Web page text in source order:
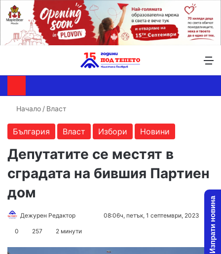
Начало / Власт
България Власт Избори Новини
Депутатите се местят в
сградата на бившия Партиен
дом
Дежурен Редактор
Send08:06ч, петък, 1 септември, 2023
0 257 2 минути Изпрати новина